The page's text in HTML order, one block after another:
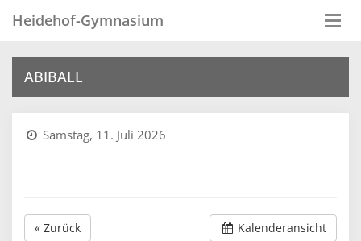
Heidehof-Gymnasium
ABIBALL
Samstag, 11. Juli 2026
« Zurück Kalenderansicht